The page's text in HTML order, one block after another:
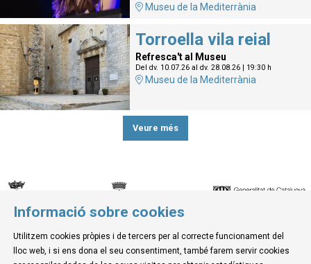
Museu de la Mediterrània
Torroella vila reial
Refresca't al Museu
Del dv. 10.07.26al dv. 28.08.26| 19:30 h
Museu de la Mediterrània
Veure més
© Museu de la Mediterrània
C. d'Ullà, 27-31 | 17257 Torroella de Montgrí
Informació sobre cookies
Utilitzem cookies pròpies i de tercers per al correcte funcionament del
lloc web, i si ens dona el seu consentiment, també farem servir cookies